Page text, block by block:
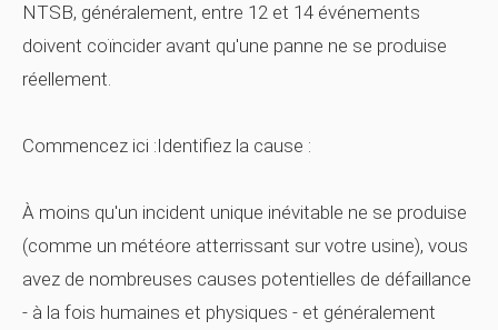
NTSB, généralement, entre 12 et 14 événements
doivent coïncider avant qu'une panne ne se produise
réellement.
Commencez ici :Identifiez la cause :
À moins qu'un incident unique inévitable ne se produise
(comme un météore atterrissant sur votre usine), vous
avez de nombreuses causes potentielles de défaillance
- à la fois humaines et physiques - et généralement